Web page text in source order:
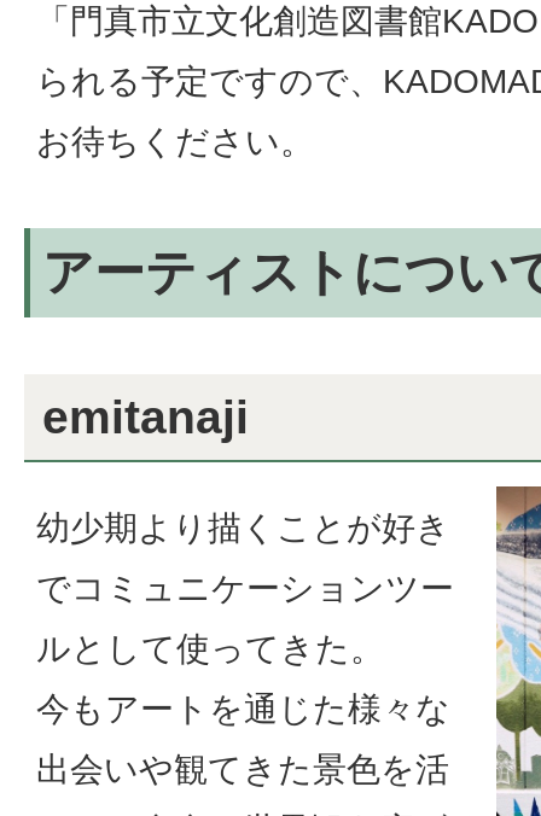
「門真市立文化創造図書館
られる予定ですので、
お待ちください。
アーティストについ
emitanaji
幼少期より描くことが好き
でコミュニケーションツー
ルとして使ってきた。
今もアートを通じた様々な
出会いや観てきた景色を活